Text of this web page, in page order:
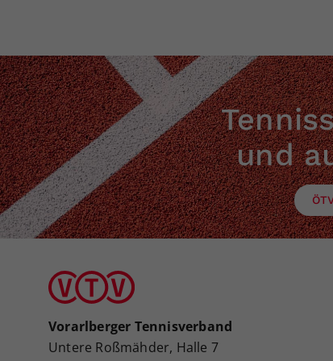
und
Vorarlberger Tennisverband
Untere Roßmähder, Halle 7